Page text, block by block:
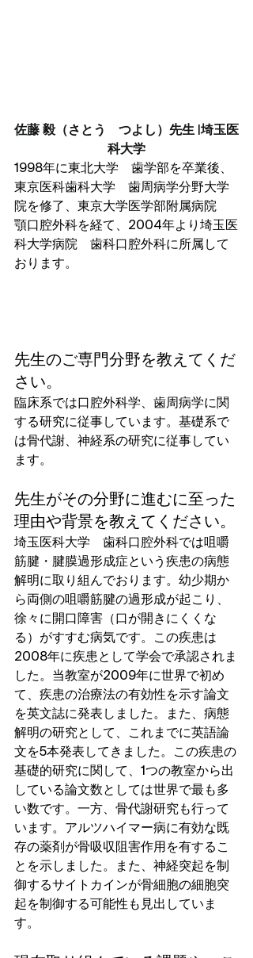
佐藤 毅（さとう　つよし）先生 埼玉医
科大学
1998年に東北大学　歯学部を卒業後、
東京医科歯科大学　歯周病学分野大学
院を修了、東京大学医学部附属病院
顎口腔外科を経て、2004年より埼玉医
科大学病院　歯科口腔外科に所属して
おります。
先生のご専門分野を教えてくだ
さい。
臨床系では口腔外科学、歯周病学に関
する研究に従事しています。基礎系で
は骨代謝、神経系の研究に従事してい
ます。
先生がその分野に進むに至った
理由や背景を教えてください。
埼玉医科大学　歯科口腔外科では咀嚼
筋腱・腱膜過形成症という疾患の病態
解明に取り組んでおります。幼少期か
ら両側の咀嚼筋腱の過形成が起こり、
徐々に開口障害（口が開きにくくな
る）がすすむ病気です。この疾患は
2008年に疾患として学会で承認されま
した。当教室が2009年に世界で初め
て、疾患の治療法の有効性を示す論文
を英文誌に発表しました。また、病態
解明の研究として、これまでに英語論
文を5本発表してきました。この疾患の
基礎的研究に関して、1つの教室から出
している論文数としては世界で最も多
い数です。一方、骨代謝研究も行って
います。アルツハイマー病に有効な既
存の薬剤が骨吸収阻害作用を有するこ
とを示しました。また、神経突起を制
御するサイトカインが骨細胞の細胞突
起を制御する可能性も見出していま
す。